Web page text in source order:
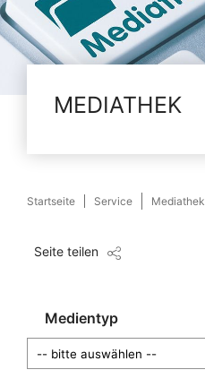
MEDIATHEK
Startseite Service Mediathek
Seite teilen
Medientyp